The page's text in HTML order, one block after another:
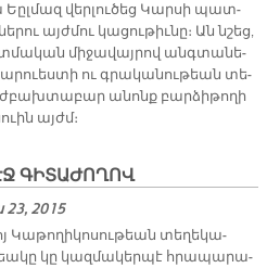
Եըլ­մազ վեր­լու­ծեց Կար­սի պատ­
այժ­մու կա­ցու­թիւ­նը։ Ան նշեց,
մի­ջա­վայ­րով անգտա­նե­
ու գրա­կա­նու­թեան տե­
ա­նոնք բար­ձի­թո­ղի
այժմ։
ԳԻՏԱԺՈՂՈՎ
23, 2015
Կա­թո­ղի­կո­սու­թեան տե­ղե­կա­
կը կազ­մա­կեր­պէ հրա­պա­րա­